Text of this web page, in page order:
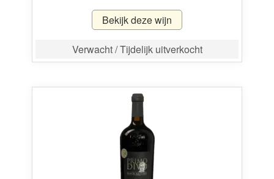
Bekijk deze wijn
Verwacht / Tijdelijk uitverkocht